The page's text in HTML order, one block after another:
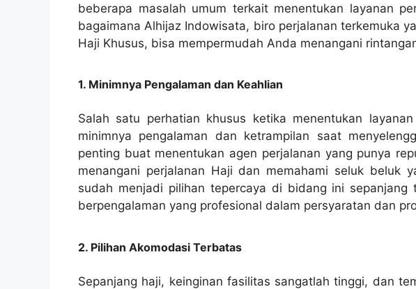
beberapa masalah umum terkait menentukan layanan
bagaimana Alhijaz Indowisata, biro perjalanan terkemuka
Haji Khusus, bisa mempermudah Anda menangani
1. Minimnya Pengalaman dan Keahlian
Salah satu perhatian khusus ketika menentukan
minimnya pengalaman dan ketrampilan saat
penting buat menentukan agen perjalanan yang punya
menangani perjalanan Haji dan memahami seluk beluk
sudah menjadi pilihan tepercaya di bidang ini sepanjang
berpengalaman yang profesional dalam persyaratan dan
2. Pilihan Akomodasi Terbatas
Sepanjang haji, keinginan fasilitas sangatlah tinggi, dan